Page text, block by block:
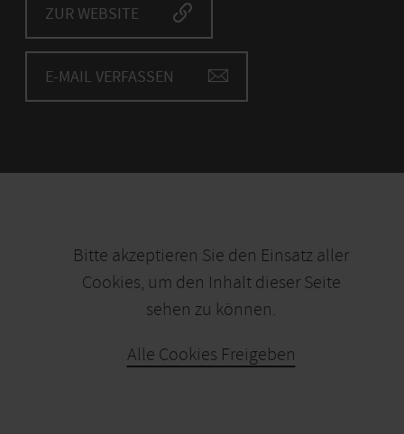
ZUR WEBSITE
E-MAIL VERFASSEN
Bitte akzeptieren Sie den Einsatz aller
Cookies, um den Inhalt dieser Seite
sehen zu können.
Alle Cookies Freigeben